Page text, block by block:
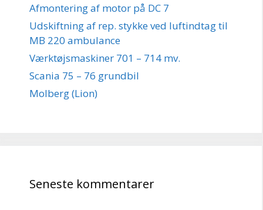
Afmontering af motor på DC 7
Udskiftning af rep. stykke ved luftindtag til
MB 220 ambulance
Værktøjsmaskiner 701 – 714 mv.
Scania 75 – 76 grundbil
Molberg (Lion)
Seneste kommentarer